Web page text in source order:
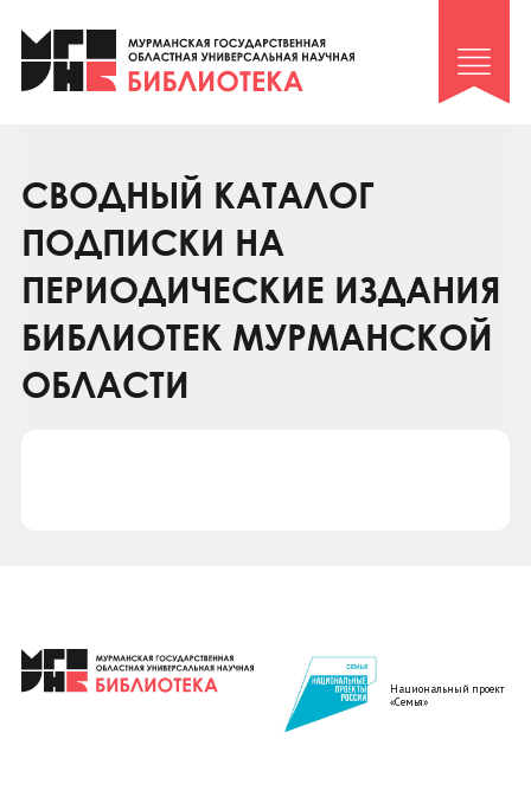
Клуб «Гиря и сельдерей»
Клуб «Семейный архив»
Коллегам
Контакты
СВОДНЫЙ КАТАЛОГ
ПОДПИСКИ НА
ПЕРИОДИЧЕСКИЕ ИЗДАНИЯ
БИБЛИОТЕК МУРМАНСКОЙ
ОБЛАСТИ
Национальный проект
«Семья»